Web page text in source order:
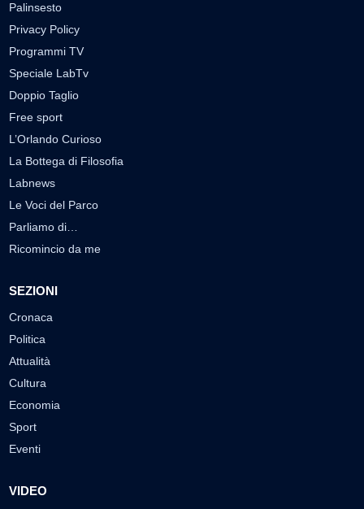
Palinsesto
Privacy Policy
Programmi TV
Speciale LabTv
Doppio Taglio
Free sport
L’Orlando Curioso
La Bottega di Filosofia
Labnews
Le Voci del Parco
Parliamo di…
Ricomincio da me
SEZIONI
Cronaca
Politica
Attualità
Cultura
Economia
Sport
Eventi
VIDEO